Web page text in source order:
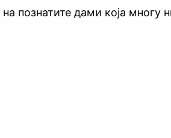
на познатите дами која многу